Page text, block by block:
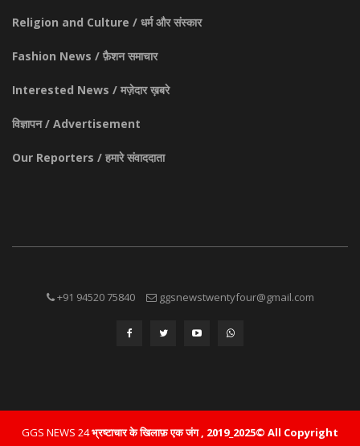
Religion and Culture / धर्म और संस्कार
Fashion News / फ़ैशन समाचार
Interested News / मज़ेदार ख़बरे
विज्ञापन / Advertisement
Our Reporters / हमारे संवाददाता
+91 94520 75840 ggsnewstwentyfour@gmail.com
GGS NEWS 24भ्रष्टाचार के खिलाफ़ एक जंग , 2019_2025© All Copyright